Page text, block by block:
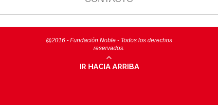
@2016 - Fundación Noble - Todos los derechos
reservados.
IR HACIA ARRIBA